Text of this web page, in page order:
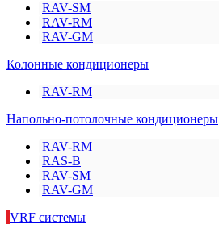
RAV-SM
RAV-RM
RAV-GM
Колонные кондиционеры
RAV-RM
Напольно-потолочные кондиционеры
RAV-RM
RAS-B
RAV-SM
RAV-GM
VRF системы